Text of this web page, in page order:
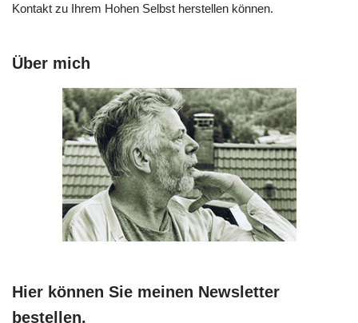
Kontakt zu Ihrem Hohen Selbst herstellen können.
Über mich
Hier können Sie meinen Newsletter
bestellen.